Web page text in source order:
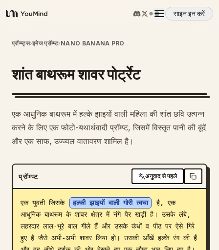
YouMind
साइन इन करें
अवलोकन
उपयोग के मामले
प्रॉम्प्ट
मूल्य निर्धारण
डाउनलोड
प्रॉम्प्ट्स›इमेज प्रॉम्प्ट›NANO BANANA PRO
शांत बाथरूम शावर पोर्ट्रेट
एक आधुनिक बाथरूम में हल्के झाइयों वाली महिला की शांत छवि उत्पन्न
करने के लिए एक फोटो-यथार्थवादी प्रॉम्प्ट, जिसमें विस्तृत पानी की बूंदें
और एक साफ, उज्ज्वल वातावरण शामिल है।
प्रॉम्प्ट अनुवाद से पहले
एक युवती जिसके हल्की झाइयों वाली गोरी त्वचा
है, एक
आधुनिक बाथरूम के शावर क्षेत्र में नंगे पैर खड़ी है। उसके लंबे,
लहरदार लाल-भूरे बाल गीले हैं और उसके कंधों व पीठ पर ऐसे गिरे
हुए हैं जैसे अभी-अभी शावर लिया हो। उसकी आँखें हल्के रंग की हैं